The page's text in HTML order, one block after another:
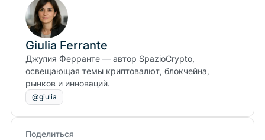
Giulia Ferrante
Джулия Ферранте — автор SpazioCrypto,
освещающая темы криптовалют, блокчейна,
рынков и инноваций.
@giulia
Поделиться